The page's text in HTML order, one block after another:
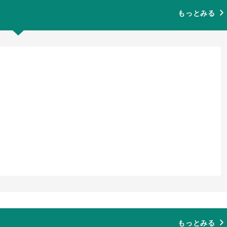
もっとみる
もっとみる